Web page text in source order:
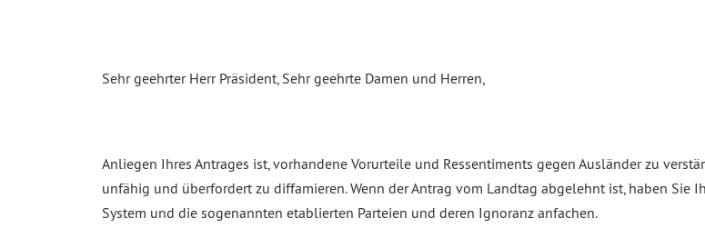
Sehr geehrter Herr Präsident, Sehr geehrte Damen und Herren,
Anliegen Ihres Antrages ist, vorhandene Vorurteile und Ressentiments gegen Ausländer zu
unfähig und überfordert zu diffamieren. Wenn der Antrag vom Landtag abgelehnt ist, haben Sie
System und die sogenannten etablierten Parteien und deren Ignoranz anfachen.